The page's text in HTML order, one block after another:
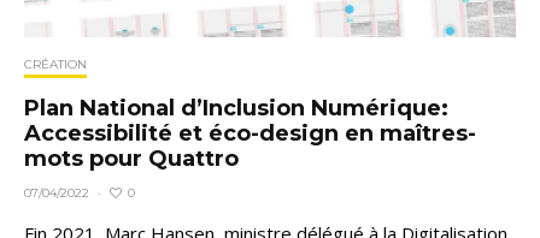
CRÉATION
Plan National d’Inclusion Numérique:
Accessibilité et éco-design en maîtres-
mots pour Quattro
07/04/2022 · 0